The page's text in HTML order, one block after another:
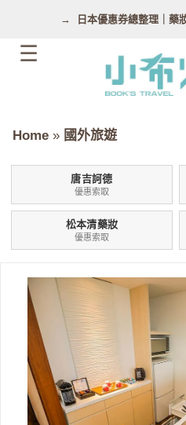
日本優惠券總整理｜藥
Home » 國外旅遊
唐吉訶德
優惠索取
松本清藥妝
優惠索取